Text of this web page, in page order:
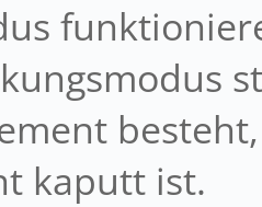
kaputt ist.